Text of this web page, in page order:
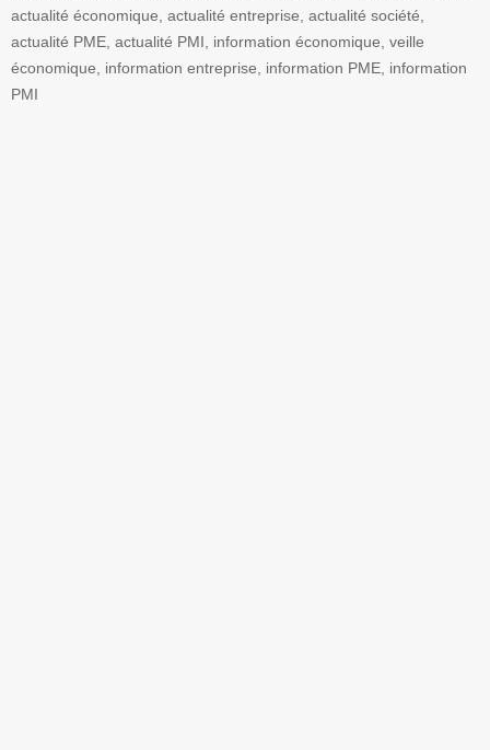
actualité économique, actualité entreprise, actualité société,
actualité PME, actualité PMI, information économique, veille
économique, information entreprise, information PME, information
PMI